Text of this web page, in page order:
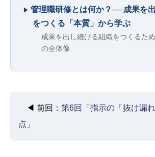
管理職研修とは何か？──成果を
をつくる「本質」から学ぶ
成果を出し続ける組織をつくるた
の全体像
◀ 前回： 第6回「指示の「抜け漏
点」